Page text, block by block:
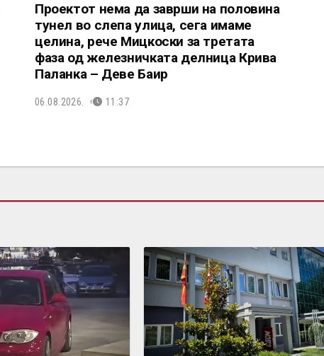
Проектот нема да заврши на половина
тунел во слепа улица, сега имаме
целина, рече Мицкоски за третата
фаза од железничката делница Крива
Паланка – Деве Баир
06.08.2026. 11:37